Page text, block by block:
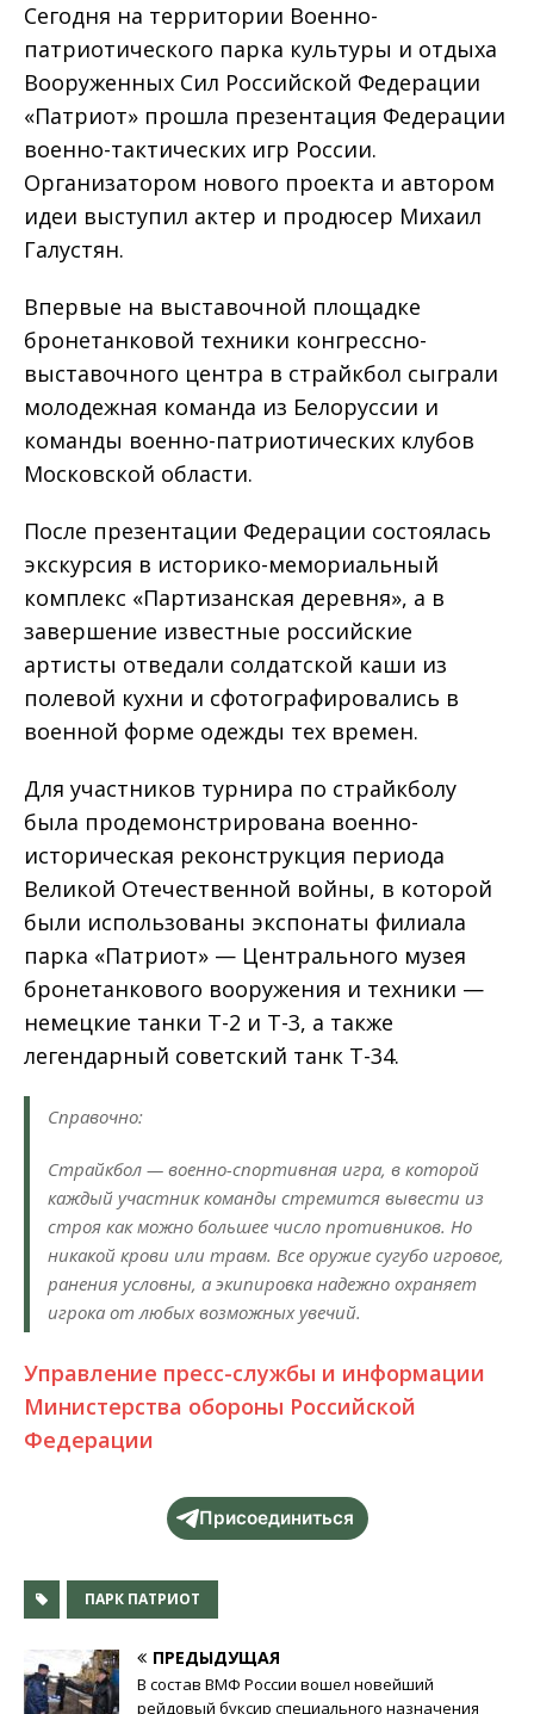
Сегодня на территории Военно-
патриотического парка культуры и отдыха
Вооруженных Сил Российской Федерации
«Патриот» прошла презентация Федерации
военно-тактических игр России.
Организатором нового проекта и автором
идеи выступил актер и продюсер Михаил
Галустян.
Впервые на выставочной площадке
бронетанковой техники конгрессно-
выставочного центра в страйкбол сыграли
молодежная команда из Белоруссии и
команды военно-патриотических клубов
Московской области.
После презентации Федерации состоялась
экскурсия в историко-мемориальный
комплекс «Партизанская деревня», а в
завершение известные российские
артисты отведали солдатской каши из
полевой кухни и сфотографировались в
военной форме одежды тех времен.
Для участников турнира по страйкболу
была продемонстрирована военно-
историческая реконструкция периода
Великой Отечественной войны, в которой
были использованы экспонаты филиала
парка «Патриот» — Центрального музея
бронетанкового вооружения и техники —
немецкие танки Т-2 и Т-3, а также
легендарный советский танк Т-34.
Справочно:
Страйкбол — военно-спортивная игра, в которой
каждый участник команды стремится вывести из
строя как можно большее число противников. Но
никакой крови или травм. Все оружие сугубо игровое,
ранения условны, а экипировка надежно охраняет
игрока от любых возможных увечий.
Управление пресс-службы и информации
Министерства обороны Российской
Федерации
Присоединиться
ПАРК ПАТРИОТ
ПРЕДЫДУЩАЯ
В состав ВМФ России вошел новейший
рейдовый буксир специального назначения